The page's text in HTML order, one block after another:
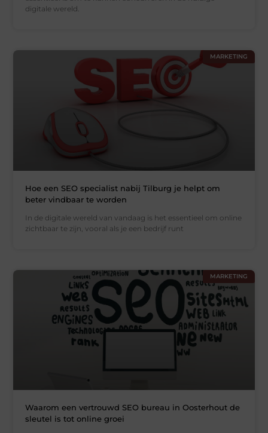
digitale wereld.
MARKETING
Hoe een SEO specialist nabij Tilburg je helpt om
beter vindbaar te worden
In de digitale wereld van vandaag is het essentieel om online
zichtbaar te zijn, vooral als je een bedrijf runt
MARKETING
Waarom een vertrouwd SEO bureau in Oosterhout de
sleutel is tot online groei